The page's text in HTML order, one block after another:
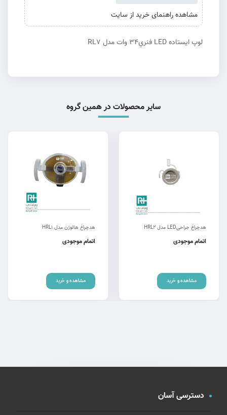
مشاهده راهنمای خرید از سایت
لوپ ايستاده LED فنري34 وات مدل RL7
سایر محصولات در همین گروه
هدچراغ جراحیLED مدل HRL2
اتمام موجودی
مشاهده و خرید
هدچراغ هالوژن مدل HRL1
اتمام موجودی
مشاهده و خرید
دسترسی آسان